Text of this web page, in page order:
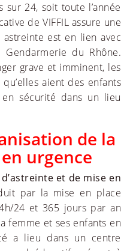
24, soit toute l’année
de VIFFIL assure une
est en lien avec
du Rhône.
grave et imminent, les
aient des enfants
sécurité dans un lieu
de la
urgence
et de mise en
par la mise en place
24 et 365 jours par an
femme et ses enfants en
a lieu dans un centre